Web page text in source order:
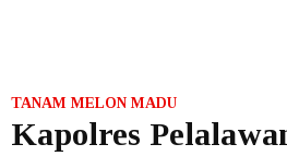
TANAM MELON MADU
Kapolres